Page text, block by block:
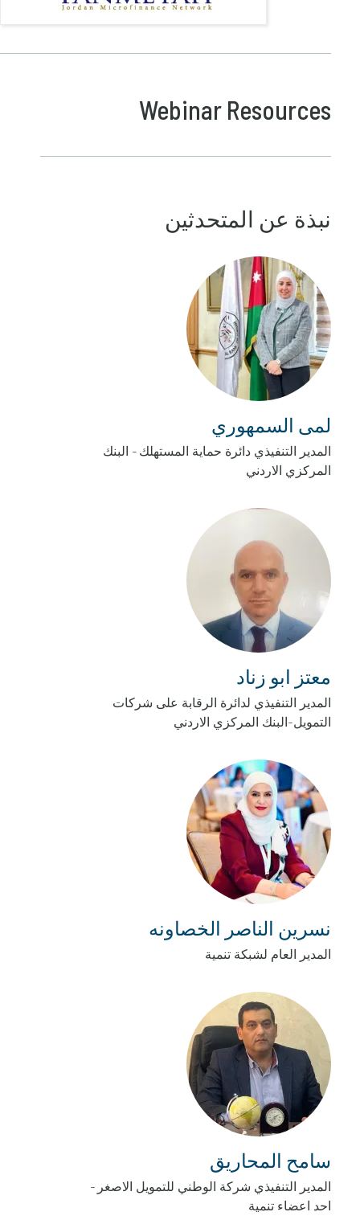
Webinar Resources
نبذة عن المتحدثين
لمى السمهوري
المدير التنفيذي دائرة حماية المستهلك - البنك
المركزي الاردني
معتز ابو زناد
المدير التنفيذي لدائرة الرقابة على شركات
التمويل-البنك المركزي الاردني
نسرين الناصر الخصاونه
المدير العام لشبكة تنمية
سامح المحاريق
المدير التنفيذي شركة الوطني للتمويل الاصغر -
احد اعضاء تنمية